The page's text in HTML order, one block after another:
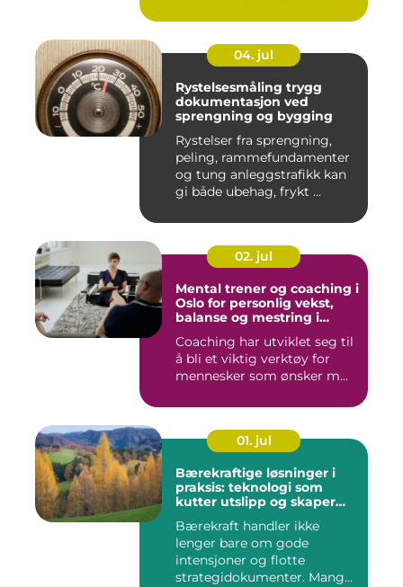
04. jul
Rystelsesmåling trygg
dokumentasjon ved
sprengning og bygging
Rystelser fra sprengning,
peling, rammefundamenter
og tung anleggstrafikk kan
gi både ubehag, frykt ...
02. jul
Mental trener og coaching i
Oslo for personlig vekst,
balanse og mestring i
Coaching har utviklet seg til
å bli et viktig verktøy for
mennesker som ønsker m...
01. jul
Bærekraftige løsninger i
praksis: teknologi som
kutter utslipp og skaper
Bærekraft handler ikke
lenger bare om gode
intensjoner og flotte
strategidokumenter. Mange